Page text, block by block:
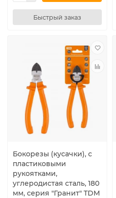
Быстрый заказ
Бокорезы (кусачки), с
пластиковыми
рукоятками,
углеродистая сталь, 180
мм, серия "Гранит" TDM